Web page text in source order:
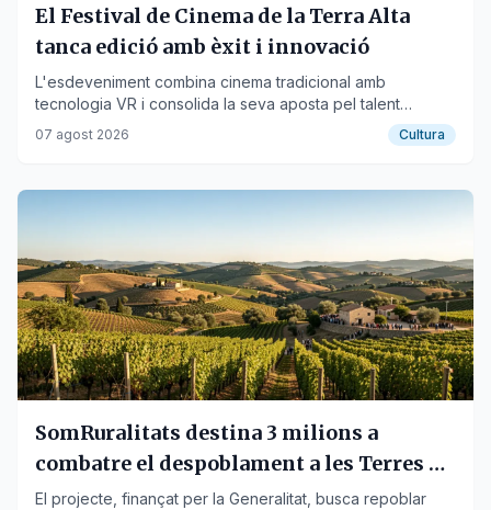
El Festival de Cinema de la Terra Alta
tanca edició amb èxit i innovació
L'esdeveniment combina cinema tradicional amb
tecnologia VR i consolida la seva aposta pel talent
emergent en un entorn rural.
07 agost 2026 Cultura
SomRuralitats destina 3 milions a
combatre el despoblament a les Terres de
l'Ebre
El projecte, finançat per la Generalitat, busca repoblar